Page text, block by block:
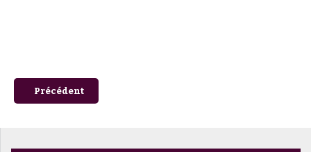
Article précédent : Taxe d'apprentissage
Précédent